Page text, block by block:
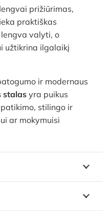
prižiūrimas,
praktiškas
valyti, o
užtikrina ilgalaikį
ir modernaus
stalas yra puikus
stilingo ir
ar mokymuisi